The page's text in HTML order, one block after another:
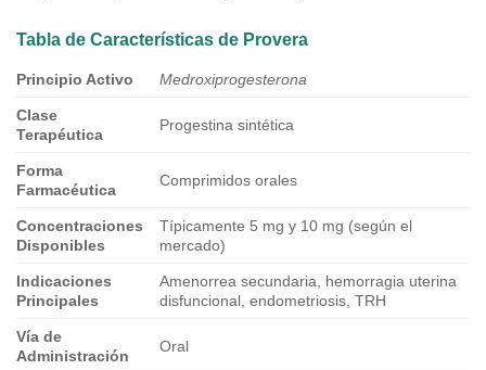
Tabla de Características de Provera
Principio Activo Medroxiprogesterona
Clase
Terapéutica
Progestina sintética
Forma
Farmacéutica
Comprimidos orales
Concentraciones
Disponibles
Típicamente 5 mg y 10 mg (según el
mercado)
Indicaciones
Principales
Amenorrea secundaria, hemorragia uterina
disfuncional, endometriosis, TRH
Vía de
Administración
Oral